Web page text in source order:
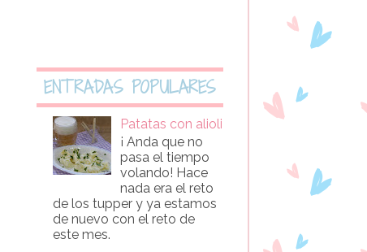
ENTRADAS POPULARES
Patatas con alioli
¡ Anda que no
pasa el tiempo
volando! Hace
nada era el reto
de los tupper y ya estamos
de nuevo con el reto de
este mes.